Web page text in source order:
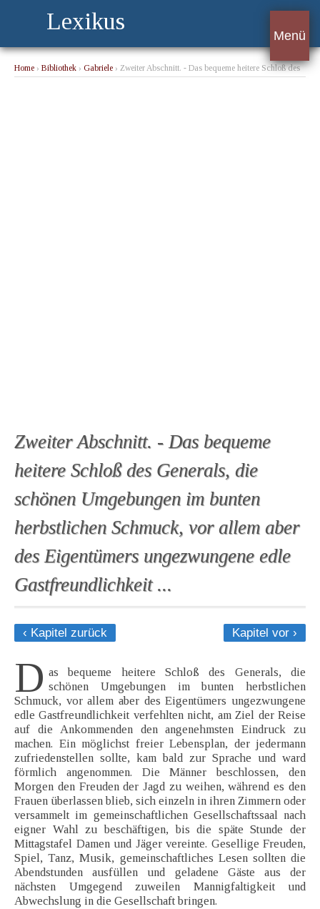
Lexikus
Menü
Home › Bibliothek › Gabriele › Zweiter Abschnitt. - Das bequeme heitere Schloß des
Zweiter Abschnitt. - Das bequeme
heitere Schloß des Generals, die
schönen Umgebungen im bunten
herbstlichen Schmuck, vor allem aber
des Eigentümers ungezwungene edle
Gastfreundlichkeit ...
‹ Kapitel zurück Kapitel vor ›
D as bequeme heitere Schloß des Generals, die
schönen Umgebungen im bunten herbstlichen
Schmuck, vor allem aber des Eigentümers ungezwungene
edle Gastfreundlichkeit verfehlten nicht, am Ziel der Reise
auf die Ankommenden den angenehmsten Eindruck zu
machen. Ein möglichst freier Lebensplan, der jedermann
zufriedenstellen sollte, kam bald zur Sprache und ward
förmlich angenommen. Die Männer beschlossen, den
Morgen den Freuden der Jagd zu weihen, während es den
Frauen überlassen blieb, sich einzeln in ihren Zimmern oder
versammelt im gemeinschaftlichen Gesellschaftssaal nach
eigner Wahl zu beschäftigen, bis die späte Stunde der
Mittagstafel Damen und Jäger vereinte. Gesellige Freuden,
Spiel, Tanz, Musik, gemeinschaftliches Lesen sollten die
Abendstunden ausfüllen und geladene Gäste aus der
nächsten Umgegend zuweilen Mannigfaltigkeit und
Abwechslung in die Gesellschaft bringen.